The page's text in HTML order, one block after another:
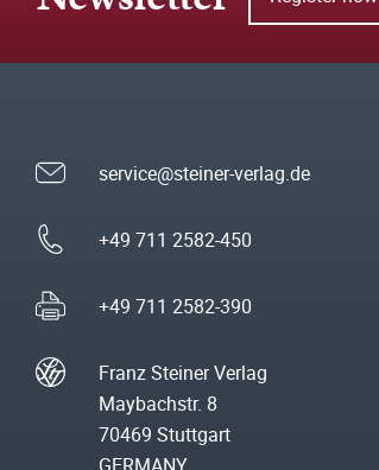
service@steiner-verlag.de
+49 711 2582-450
+49 711 2582-390
Franz Steiner Verlag
Maybachstr. 8
70469 Stuttgart